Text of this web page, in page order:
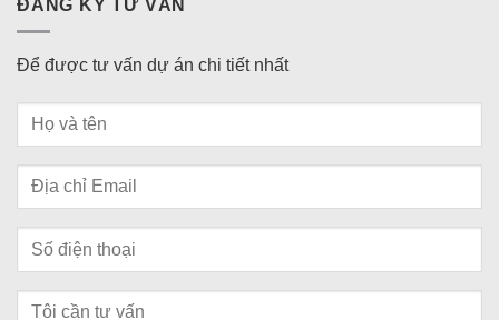
ĐĂNG KÝ TƯ VẤN
Để được tư vấn dự án chi tiết nhất